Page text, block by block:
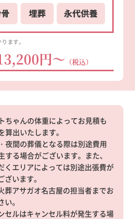
ます。
円～ （税込）
ちゃんの体重によってお見積も
算出いたします。
夜間の葬儀となる際は別途費用
する場合がございます。また、
くエリアによっては別途出張費が
います。
葬アサガオ名古屋の担当者までお
。
セルはキャンセル料が発生する場